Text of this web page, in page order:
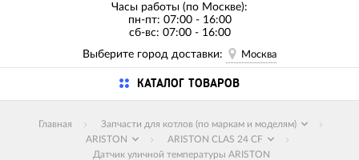
Часы работы (по Москве):
пн-пт: 07:00 - 16:00
сб-вс: 07:00 - 16:00
Выберите город доставки:
Москва
КАТАЛОГ ТОВАРОВ
Главная
Запчасти для котлов (по маркам и моделям)
ARISTON
ARISTON CLAS 24 CF
Датчик уличной температуры ARISTON